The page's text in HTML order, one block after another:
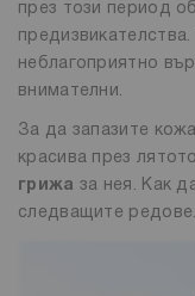
през този период
неблагоприятно
внимателни.
За да запазите
красива през
грижа за нея. Как
следващите редове.